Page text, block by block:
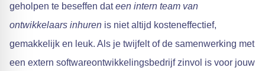
geholpen te beseffen dateen intern team van
ontwikkelaars inhuren is niet altijd kosteneffectief,
gemakkelijk en leuk. Als je twijfelt of de samenwerking met
een extern softwareontwikkelingsbedrijf zinvol is voor jouw